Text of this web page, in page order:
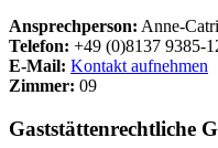
Ansprechperson: Anne-
Telefon: +49 (0)8137 9385-
E-Mail: Kontakt aufnehmen
Zimmer: 09
Gaststättenrechtliche